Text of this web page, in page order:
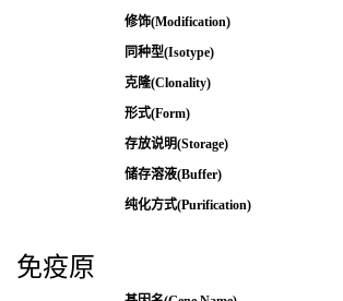
修饰(Modification)
同种型(Isotype)
克隆(Clonality)
形式(Form)
存放说明(Storage)
储存溶液(Buffer)
纯化方式(Purification)
免疫原